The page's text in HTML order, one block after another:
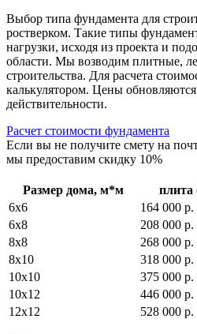
Выбор типа фундамента для
ростверком. Такие типы
нагрузки, исходя из проекта и
области. Мы возводим плитные,
строительства. Для расчета
калькулятором. Цены
действительности.
Расчет стоимости фундамента
Если вы не получите смету на
мы предоставим скидку 10%
Размер дома, м*м
6х6
164 000 р.
6х8
208 000 р.
8х8
268 000 р.
8х10
318 000 р.
10х10
375 000 р.
10х12
446 000 р.
12х12
528 000 р.